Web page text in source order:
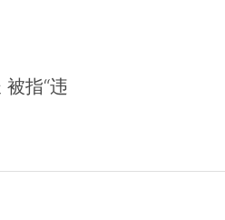
指“违